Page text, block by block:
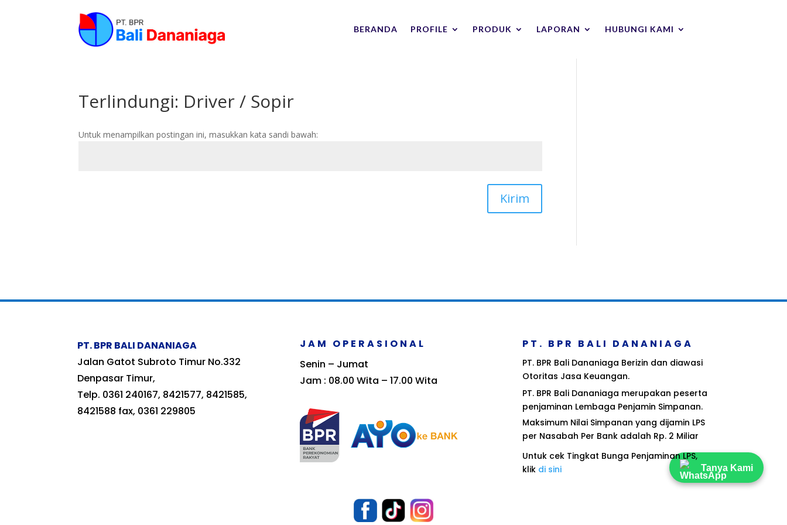
BERANDA PROFILE PRODUK LAPORAN HUBUNGI KAMI
Terlindungi: Driver / Sopir
Untuk menampilkan postingan ini, masukkan kata sandi bawah:
Kirim
PT. BPR BALI DANANIAGA
Jalan Gatot Subroto Timur No.332
Denpasar Timur,
Telp. 0361 240167, 8421577, 8421585,
8421588 fax, 0361 229805
JAM OPERASIONAL
Senin – Jumat
Jam : 08.00 Wita – 17.00 Wita
Tanya Kami
PT. BPR BALI DANANIAGA
PT. BPR Bali Dananiaga Berizin dan diawasi
Otoritas Jasa Keuangan.
PT. BPR Bali Dananiaga merupakan peserta
penjaminan Lembaga Penjamin Simpanan.
Maksimum Nilai Simpanan yang dijamin LPS
per Nasabah Per Bank adalah Rp. 2 Miliar
Untuk cek Tingkat Bunga Penjaminan LPS,
klik di sini